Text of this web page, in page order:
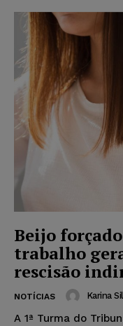
Beijo
trabalho
rescisão
NOTÍCIAS Karina
A 1ª Turma do